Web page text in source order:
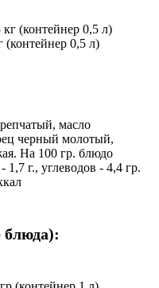
0,5 л)
масло
черный молотый,
На 100 гр. блюдо
г., углеводов - 4,4 гр.
блюда):